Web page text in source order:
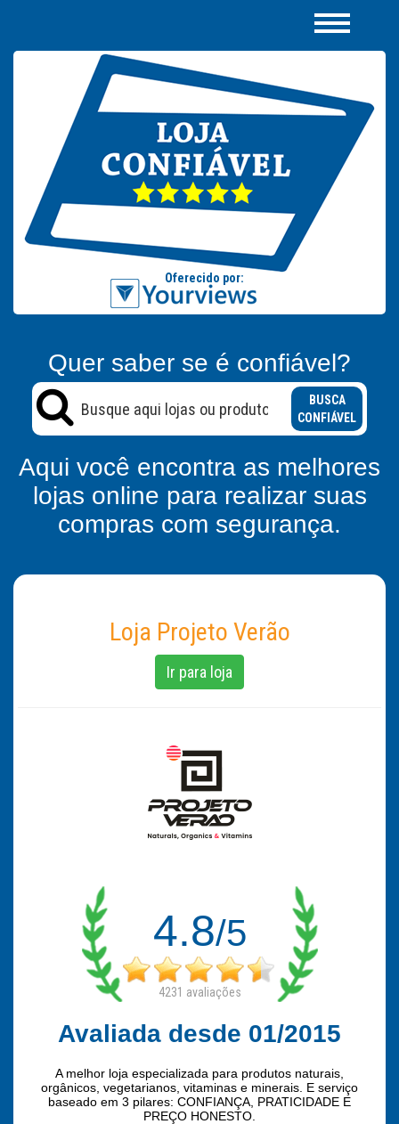
Quer saber se é confiável?
BUSCA
CONFIÁVEL
Aqui você encontra as melhores
lojas online para realizar suas
compras com segurança.
Loja Projeto Verão
Ir para loja
4.8/5
4231 avaliações
Avaliada desde 01/2015
A melhor loja especializada para produtos naturais,
orgânicos, vegetarianos, vitaminas e minerais. E serviço
baseado em 3 pilares: CONFIANÇA, PRATICIDADE E
PREÇO HONESTO.